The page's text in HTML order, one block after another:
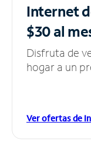
Internet
$30 al
Disfruta de
hogar a un
Ver ofertas de